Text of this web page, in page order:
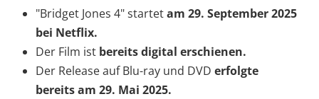
"Bridget Jones 4" startetam 29. September 2025
bei Netflix.
Der Film ist bereits digital erschienen.
Der Release auf Blu-ray und DVD erfolgte
bereits am 29. Mai 2025.